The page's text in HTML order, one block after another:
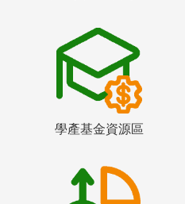
學產基金資源區